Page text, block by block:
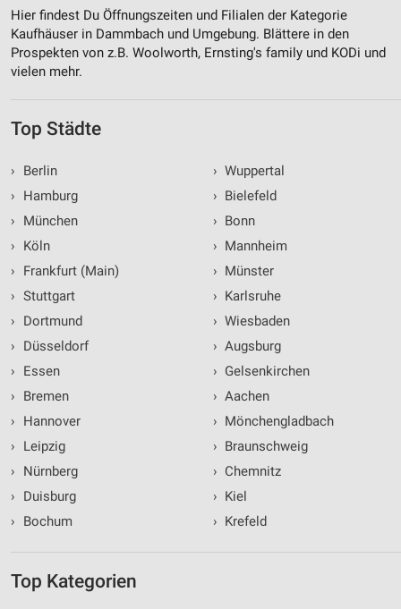
Hier findest Du Öffnungszeiten und Filialen der Kategorie
Kaufhäuser in Dammbach und Umgebung. Blättere in den
Prospekten von z.B. Woolworth, Ernsting's family und KODi und
vielen mehr.
Top Städte
›
Berlin
›
Hamburg
›
München
›
Köln
›
Frankfurt (Main)
› Stuttgart
›
Dortmund
›
Düsseldorf
›
Essen
›
Bremen
›
Hannover
›
Leipzig
›
Nürnberg
›
Duisburg
›
Bochum
› Wuppertal
› Bielefeld
› Bonn
› Mannheim
› Münster
› Karlsruhe
› Wiesbaden
› Augsburg
› Gelsenkirchen
› Aachen
› Mönchengladbach
› Braunschweig
› Chemnitz
› Kiel
› Krefeld
Top Kategorien